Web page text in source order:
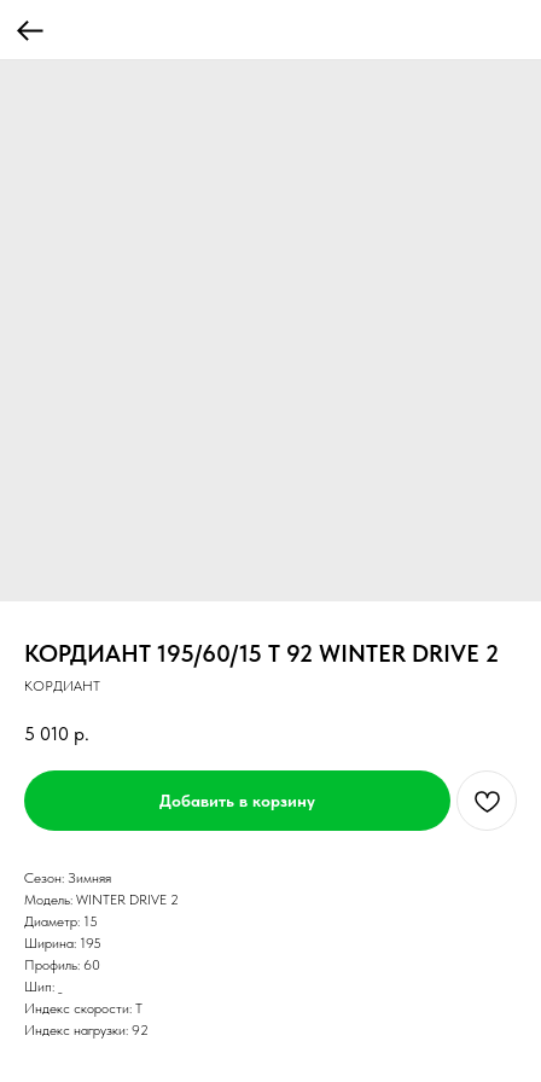
КОРДИАНТ 195/60/15 T 92 WINTER DRIVE 2
КОРДИАНТ
5 010 р.
Добавить в корзину
Сезон: Зимняя
Модель: WINTER DRIVE 2
Диаметр: 15
Ширина: 195
Профиль: 60
Шип: _
Индекс скорости: T
Индекс нагрузки: 92